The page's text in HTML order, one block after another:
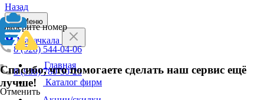
Назад
Выберите номер
8 (928) 544-04-06
8 (938) 780-50-25
Отменить
Спасибо, что помогаете сделать наш сервис ещё
лучше!
Меню
Махачкала
Главная
Каталог фирм